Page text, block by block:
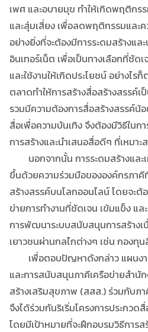
เพศ และอบายมุข ทำให้เกิดพฤติกร
และสุ่มเสี่ยง เพื่อลดพฤติกรรมและค
อย่างยิ่งที่จะต้องมีการระดมสร้างแล
อินเทอร์เน็ต เพื่อเป็นทางเลือกที่ชัดเ
และใช้งานให้เกิดประโยชน์ อย่างไร
ตลาดทำให้การสร้างสื่อสร้างสรรค์เ
รวมมีความต้องการสื่อสร้างสรรค์น้
สื่อเพื่อความบันเทิง จึงต้องมีวิธีในก
การสร้างและนำเสนอสื่อดีๆ ที่เหมา
นอกจากนั้น การระดมสร้างและ
ขึ้นด้วยความร่วมมือขององค์กรภาคี
สร้างสรรค์บนโลกออนไลน์ โดยจะต้
ข่ายการทำงานที่ชัดเจน เข้มแข็ง แ
การพัฒนาระบบสนับสนุนการสร้างเ
เยาวชนผ่านกลไกต่างๆ เช่น กองทุ
เพื่อตอบปัญหาดังกล่าว แผนงาน
และการสนับสนุนภาคีเครือข่ายสำ
สร้างเสริมสุขภาพ (สสส.) ร่วมกับภ
จึงได้ร่วมกันริเริ่มโครงการประกวด
โดยมีเป้าหมายที่จะฝึกอบรมวิธีการ